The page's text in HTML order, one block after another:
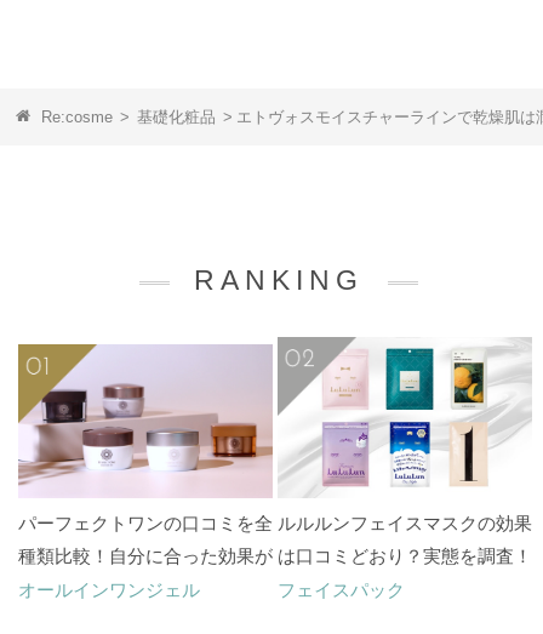
Re:cosme > 基礎化粧品 > エトヴォスモイスチャーラインで乾燥肌
RANKING
パーフェクトワンの口コミを全
種類比較！自分に合った効果が
あるのはどれ？
オールインワンジェル
ルルルンフェイスマスクの効果
は口コミどおり？実態を調査！
フェイスパック